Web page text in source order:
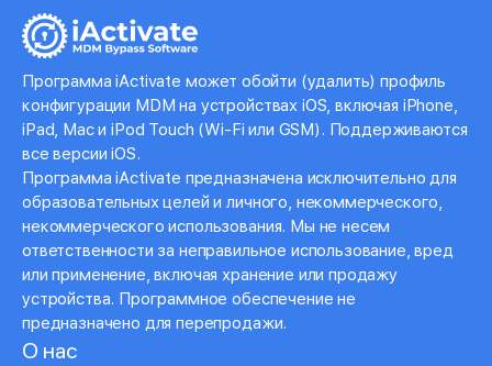
Программа iActivate может обойти (удалить) профиль
конфигурации MDM на устройствах iOS, включая iPhone,
iPad, Mac и iPod Touch (Wi-Fi или GSM). Поддерживаются
все версии iOS.
Программа iActivate предназначена исключительно для
образовательных целей и личного, некоммерческого,
некоммерческого использования. Мы не несем
ответственности за неправильное использование, вред
или применение, включая хранение или продажу
устройства. Программное обеспечение не
предназначено для перепродажи.
О нас